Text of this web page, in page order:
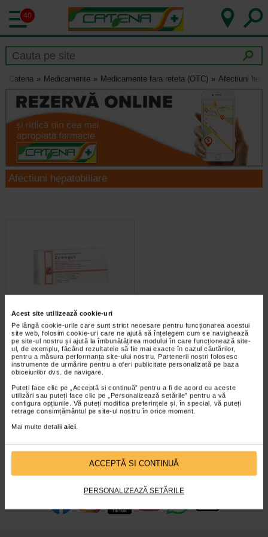
Acest site utilizează cookie-uri
Pe lângă cookie-urile care sunt strict necesare pentru funcționarea acestui
site web, folosim cookie-uri care ne ajută să înțelegem cum se navighează
pe site-ul nostru și ajută la îmbunătățirea modului în care funcționează site-
ul, de exemplu, făcând rezultatele să fie mai exacte în cazul căutărilor,
pentru a măsura performanța site-ului nostru. Partenerii noștri folosesc
instrumente de urmărire pentru a oferi publicitate personalizată pe baza
obiceiurilor dvs. de navigare.
Puteți face clic pe „Acceptă si continuă” pentru a fi de acord cu aceste
utilizări sau puteți face clic pe „Personalizează setările” pentru a vă
configura opțiunile. Vă puteți modifica preferințele și, în special, vă puteți
retrage consimțământul pe site-ul nostru în orice moment.
Mai multe detalii aici.
ACCEPTĂ SI CONTINUĂ
PERSONALIZEAZĂ SETĂRILE
40
Catena Medicamente Medicamente fara reteta (OTC) Afectiuni
Afectiuni hepatobiliare
Zymogen, 30 drajeuri, Felsin
Farm
CE ESTE ZYMOGEN SI PENTRU
CE SE UTILIZEAZA Enzimele
incluse in Zymogen sunt…
infoline@catena.ro CallCenter